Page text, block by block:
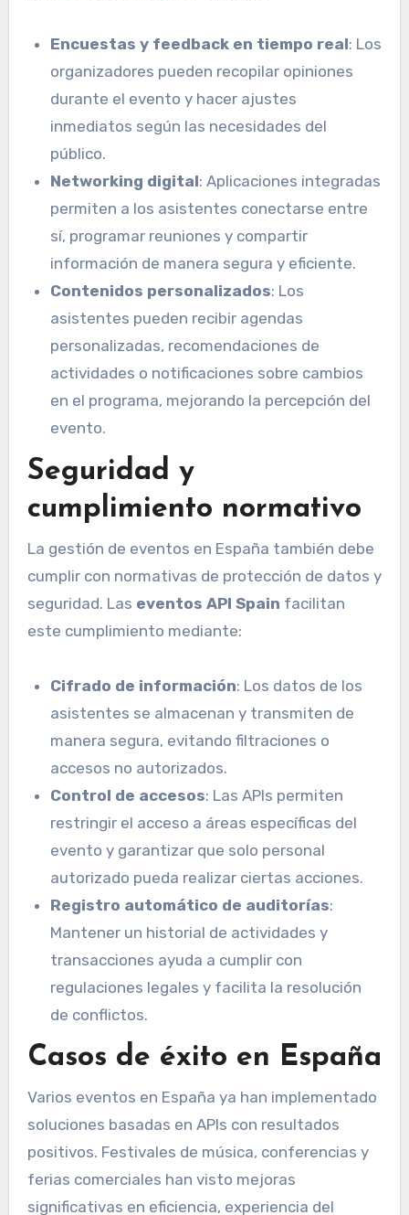
Encuestas y feedback en tiempo real: Los
organizadores pueden recopilar opiniones
durante el evento y hacer ajustes
inmediatos según las necesidades del
público.
Networking digital: Aplicaciones integradas
permiten a los asistentes conectarse entre
sí, programar reuniones y compartir
información de manera segura y eficiente.
Contenidos personalizados: Los
asistentes pueden recibir agendas
personalizadas, recomendaciones de
actividades o notificaciones sobre cambios
en el programa, mejorando la percepción del
evento.
Seguridad y
cumplimiento normativo
La gestión de eventos en España también debe
cumplir con normativas de protección de datos y
seguridad. Las eventos API Spain facilitan
este cumplimiento mediante:
Cifrado de información: Los datos de los
asistentes se almacenan y transmiten de
manera segura, evitando filtraciones o
accesos no autorizados.
Control de accesos: Las APIs permiten
restringir el acceso a áreas específicas del
evento y garantizar que solo personal
autorizado pueda realizar ciertas acciones.
Registro automático de auditorías:
Mantener un historial de actividades y
transacciones ayuda a cumplir con
regulaciones legales y facilita la resolución
de conflictos.
Casos de éxito en España
Varios eventos en España ya han implementado
soluciones basadas en APIs con resultados
positivos. Festivales de música, conferencias y
ferias comerciales han visto mejoras
significativas en eficiencia, experiencia del